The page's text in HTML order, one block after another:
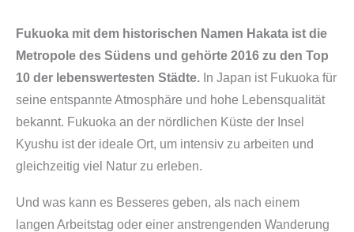
Fukuoka mit dem historischen Namen Hakata ist die
Metropole des Südens und gehörte 2016 zu den Top
10 der lebenswertesten Städte. In Japan ist Fukuoka für
seine entspannte Atmosphäre und hohe Lebensqualität
bekannt. Fukuoka an der nördlichen Küste der Insel
Kyushu ist der ideale Ort, um intensiv zu arbeiten und
gleichzeitig viel Natur zu erleben.
Und was kann es Besseres geben, als nach einem
langen Arbeitstag oder einer anstrengenden Wanderung